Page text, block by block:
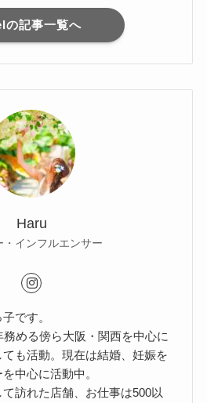
の記事一覧へ
Haru
・インフルエンサー
です。
める傍ら大阪・関西を中心に
も活動。現在は結婚、妊娠を
中心に活動中。
訪れた店舗、お仕事は500以